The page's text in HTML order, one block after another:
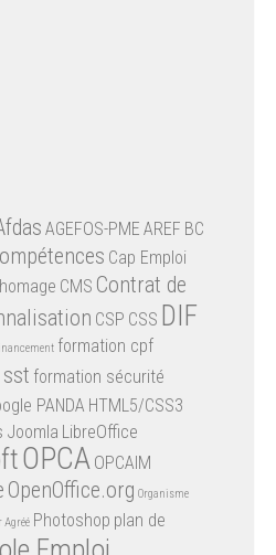
AGEFOS-PME AREF BC
Cap Emploi
CMS Contrat de
CSP CSS DIF
formation cpf
formation sécurité
PANDA HTML5/CSS3
Joomla LibreOffice
OPCA OPCAIM
OpenOffice.org Organisme
Agréé Photoshop plan de